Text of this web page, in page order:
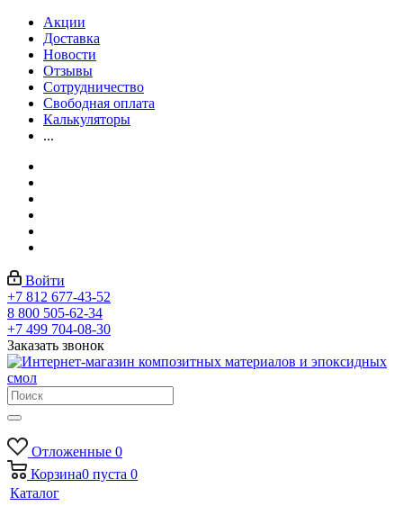
Акции
Доставка
Новости
Отзывы
Сотрудничество
Свободная оплата
Калькуляторы
...
Войти
+7 812 677-43-52
8 800 505-62-34
+7 499 704-08-30
Заказать звонок
Отложенные 0
Корзина0 пуста 0
Каталог